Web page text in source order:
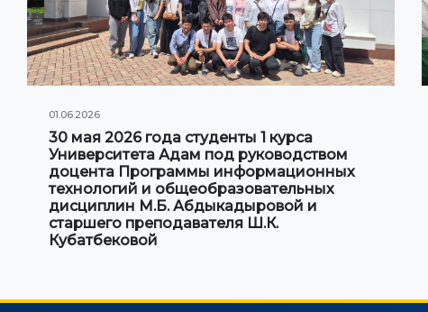
01.06.2026
30 мая 2026 года студенты 1 курса
Университета Адам под руководством
доцента Программы информационных
технологий и общеобразовательных
дисциплин М.Б. Абдыкадыровой и
старшего преподавателя Ш.К.
Кубатбековой